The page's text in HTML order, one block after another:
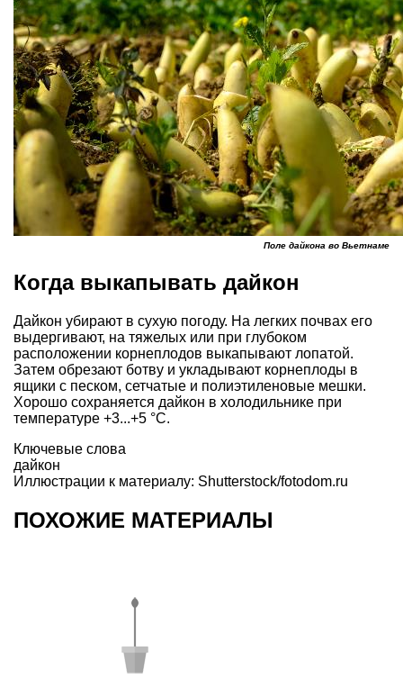
Поле дайкона во Вьетнаме
Когда выкапывать дайкон
Дайкон убирают в сухую погоду. На легких почвах его
выдергивают, на тяжелых или при глубоком
расположении корнеплодов выкапывают лопатой.
Затем обрезают ботву и укладывают корнеплоды в
ящики с песком, сетчатые и полиэтиленовые мешки.
Хорошо сохраняется дайкон в холодильнике при
температуре +3...+5 °С.
Ключевые слова
дайкон
Иллюстрации к материалу: Shutterstock/fotodom.ru
ПОХОЖИЕ МАТЕРИАЛЫ